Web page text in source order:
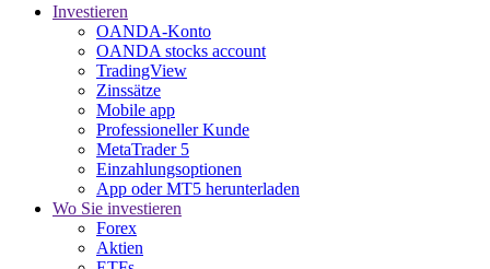
Investieren
OANDA-Konto
OANDA stocks account
TradingView
Zinssätze
Mobile app
Professioneller Kunde
MetaTrader 5
Einzahlungsoptionen
App oder MT5 herunterladen
Wo Sie investieren
Forex
Aktien